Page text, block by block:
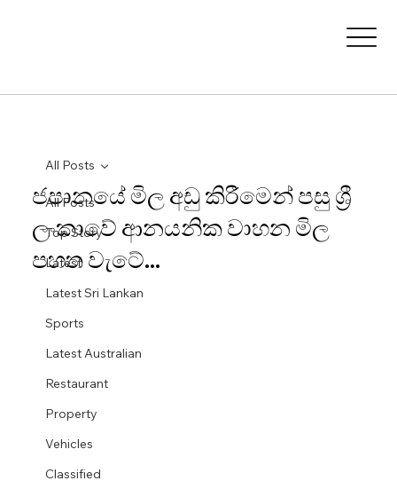
All Posts
Top Story
Latest
Latest Sri Lankan
Sports
Latest Australian
Restaurant
Property
Vehicles
Classified
All Posts
ජපානයේ මිල අඩු කිරීමෙන් පසු ශ්‍රී
ලංකාවේ ආනයනික වාහන මිල
පහත වැටේ...